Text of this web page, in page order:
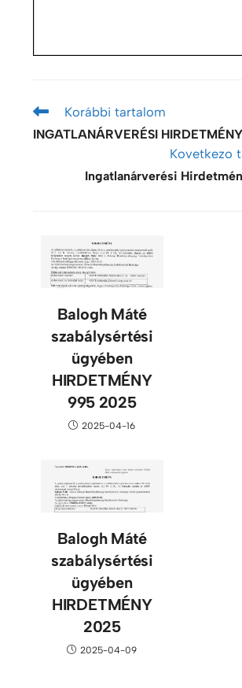
Korábbi tartalom
INGATLANÁRVERÉSI
Kovetkezo
Ingatlanárverési
Balogh Máté
szabálysértési
ügyében
HIRDETMÉNY
995 2025
2025-04-16
Balogh Máté
szabálysértési
ügyében
HIRDETMÉNY
2025
2025-04-09